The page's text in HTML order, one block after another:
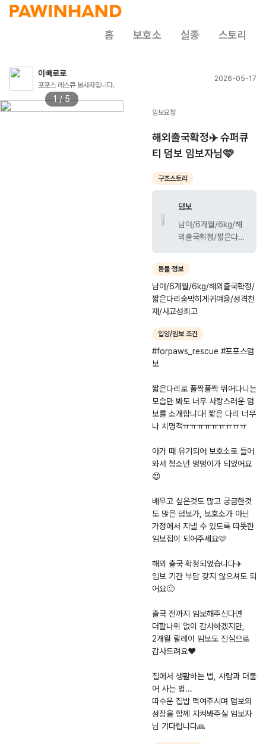
홈 보호소 실종 스토리
이빼로로
포포스 레스큐 봉사자입니다.
2026-05-17
1 / 5
임보요청
해외출국확정✈️ 슈퍼큐
티 덤보 임보자님🩷
구조스토리
덤보
남아/6개월/6kg/해
외출국확정/짧은다리
천재/사교성최고
동물 정보
남아/6개월/6kg/해외출국확정/
짧은다리숨막히게귀여움/성격천
재/사교성최고
입양/임보 조건
#​forpaws_rescue #포포스덤
보
​짧은다리로 폴짝폴짝 뛰어다니는
모습만 봐도 너무 사랑스러운 덤
보를 소개합니다! 짧은 다리 너무
나 치명적ㅠㅠㅠㅠㅠㅠㅠㅠㅠ
아가 때 유기되어 보호소로 들어
와서 청소년 멍멍이가 되었어요
😍
​배우고 싶은것도 많고 궁금한것
도 많은 덤보가, 보호소가 아닌
가정에서 지낼 수 있도록 따뜻한
임보집이 되어주세요🩷
해외 출국 확정되었습니다✈️
임보 기간 부담 갖지 않으셔도 되
어요🙂
출국 전까지 임보해주신다면
더할나위 없이 감사하겠지만,
2개월 릴레이 임보도 진심으로
감사드려요❤️
집에서 생활하는 법, 사람과 더불
어 사는 법...
따수운 집밥 먹여주시며 덤보의
성장을 함께 지켜봐주실 임보자
님 기다립니다🙏